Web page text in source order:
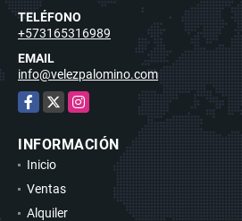
TELÉFONO
+573165316989
EMAIL
info@velezpalomino.com
Facebook
X Instagram
INFORMACIÓN
Inicio
Ventas
Alquiler